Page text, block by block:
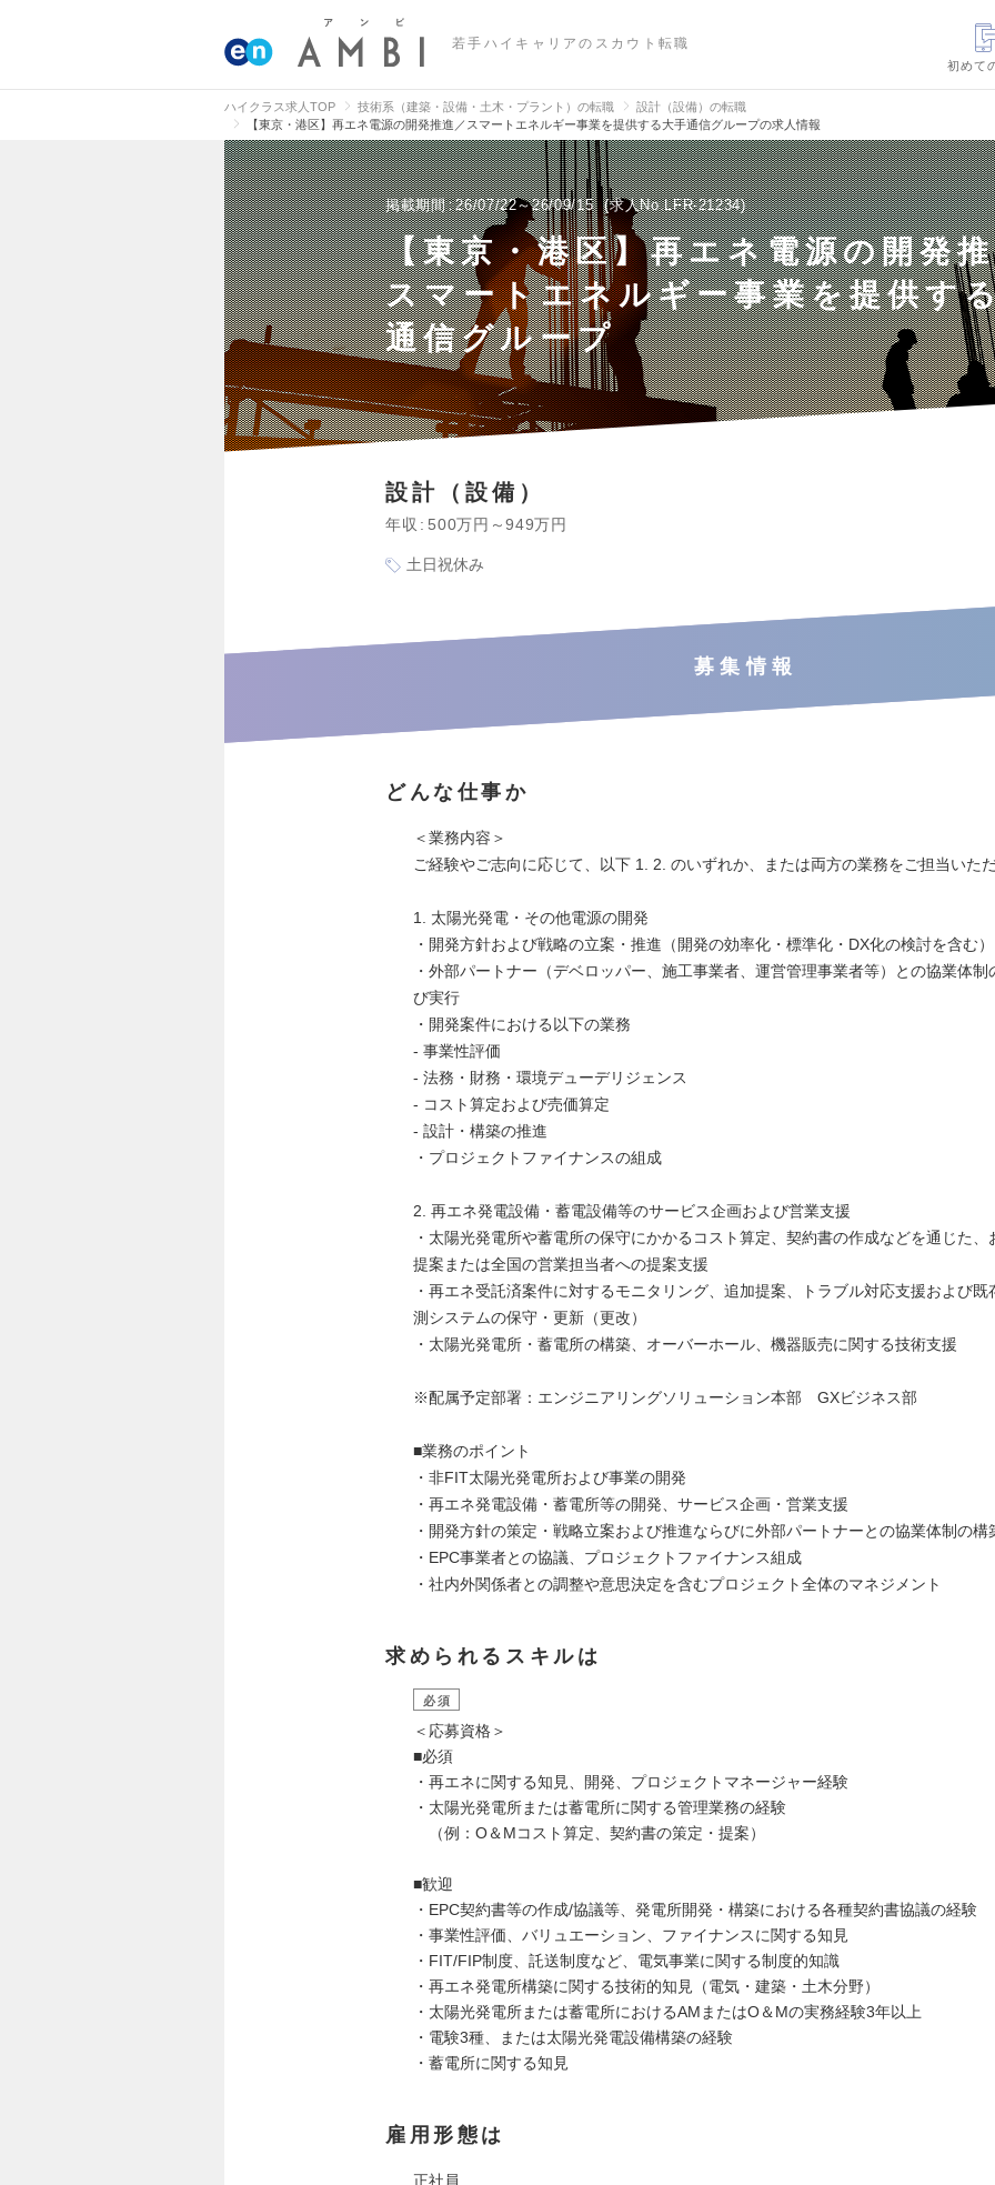
若手ハイキャリアのスカウト転職
初めて
ハイクラス求人TOP 技術系（建築・設備・土木・プラント）の転職
設計（設備）の転職
【東京・港区】再エネ電源の開発推進／スマートエネルギー事業を提供する大手通信グループの求人情報
掲載期間 26/07/22～26/09/15 求人No.LFR-21234
【東京・港区】再エネ電源の開発
スマートエネルギー事業を提供す
通信グループ
設計（設備）
年収 500万円～949万円
土日祝休み
募集情報
どんな仕事か
＜業務内容＞
ご経験やご志向に応じて、以下 1. 2. のいずれか、または両方の業務をご担当いた
1. 太陽光発電・その他電源の開発
・開発方針および戦略の立案・推進（開発の効率化・標準化・DX化の検討を含む）
・外部パートナー（デベロッパー、施工事業者、運営管理事業者等）との協業体制
び実行
・開発案件における以下の業務
- 事業性評価
- 法務・財務・環境デューデリジェンス
- コスト算定および売価算定
- 設計・構築の推進
・プロジェクトファイナンスの組成
2. 再エネ発電設備・蓄電設備等のサービス企画および営業支援
・太陽光発電所や蓄電所の保守にかかるコスト算定、契約書の作成などを通じた、
提案または全国の営業担当者への提案支援
・再エネ受託済案件に対するモニタリング、追加提案、トラブル対応支援および既
測システムの保守・更新（更改）
・太陽光発電所・蓄電所の構築、オーバーホール、機器販売に関する技術支援
※配属予定部署：エンジニアリングソリューション本部 GXビジネス部
■業務のポイント
・非FIT太陽光発電所および事業の開発
・再エネ発電設備・蓄電所等の開発、サービス企画・営業支援
・開発方針の策定・戦略立案および推進ならびに外部パートナーとの協業体制の構
・EPC事業者との協議、プロジェクトファイナンス組成
・社内外関係者との調整や意思決定を含むプロジェクト全体のマネジメント
求められるスキルは
必須
＜応募資格＞
■必須
・再エネに関する知見、開発、プロジェクトマネージャー経験
・太陽光発電所または蓄電所に関する管理業務の経験
（例：O＆Mコスト算定、契約書の策定・提案）
■歓迎
・EPC契約書等の作成/協議等、発電所開発・構築における各種契約書協議の経験
・事業性評価、バリュエーション、ファイナンスに関する知見
・FIT/FIP制度、託送制度など、電気事業に関する制度的知識
・再エネ発電所構築に関する技術的知見（電気・建築・土木分野）
・太陽光発電所または蓄電所におけるAMまたはO＆Mの実務経験3年以上
・電験3種、または太陽光発電設備構築の経験
・蓄電所に関する知見
雇用形態は
正社員